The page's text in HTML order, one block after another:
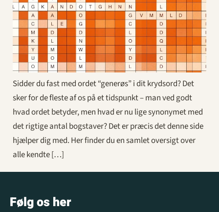
Sidder du fast med ordet “generøs” i dit krydsord? Det
sker for de fleste af os på et tidspunkt – man ved godt
hvad ordet betyder, men hvad er nu lige synonymet med
det rigtige antal bogstaver? Det er præcis det denne side
hjælper dig med. Her finder du en samlet oversigt over
alle kendte […]
Følg os her